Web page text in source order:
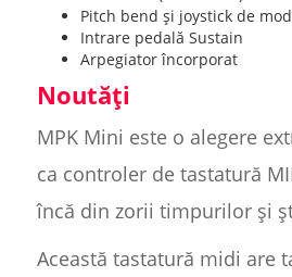
Pitch bend și joystick de
Intrare pedală Sustain
Arpegiator încorporat
Noutăți
MPK Mini este o alegere
ca controler de tastatură
încă din zorii timpurilor și
Această tastatură midi are